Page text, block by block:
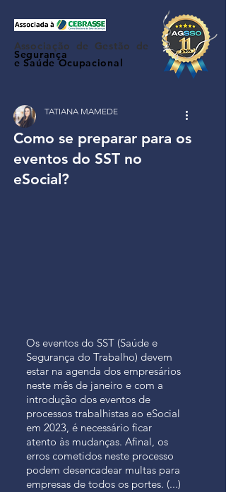
Associação de Gestão de
Segurança
e Saúde Ocupacional
Como se preparar para os
eventos do SST no
eSocial?
TATIANA MAMEDE
Os eventos do SST (Saúde e
Segurança do Trabalho) devem
estar na agenda dos empresários
neste mês de janeiro e com a
introdução dos eventos de
processos trabalhistas ao eSocial
em 2023, é necessário ficar
atento às mudanças. Afinal, os
erros cometidos neste processo
podem desencadear multas para
empresas de todos os portes. (...)